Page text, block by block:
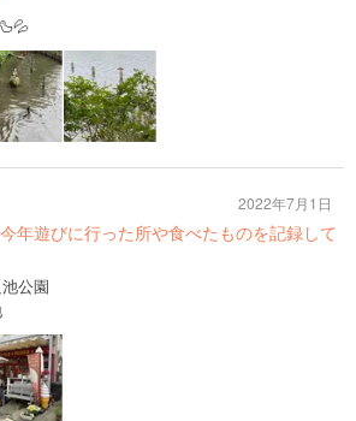
年遊びに行った所や食べたものを記録して
公園
2022年7月1日